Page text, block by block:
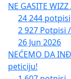
NE GASITE
24 244 potpisi
2 927 Potpisi
26 Jun 2026
NEĆEMO DA
peticiju!